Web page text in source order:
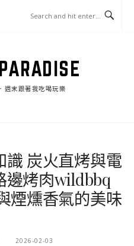
週末跟著我吃喝玩樂
識 炭火直烤與電
邊烤肉wildbbq
煙燻香氣的美味
2026-02-03